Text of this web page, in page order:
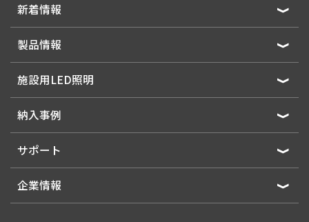
新着情報
製品情報
施設用LED照明
納入事例
サポート
企業情報